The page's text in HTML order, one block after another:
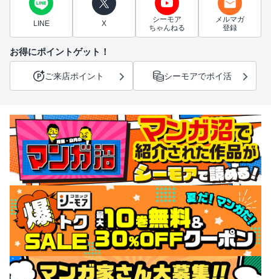
LINE X
シーモア
ちゃんねる
メルマガ
登録
お得にポイントゲット！
ご来店ポイント シーモアでポイ活